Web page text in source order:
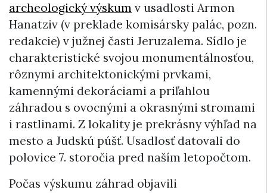
archeologický výskum v usadlosti Armon
Hanatziv (v preklade komisársky palác, pozn.
redakcie) v južnej časti Jeruzalema. Sídlo je
charakteristické svojou monumentálnosťou,
rôznymi architektonickými prvkami,
kamennými dekoráciami a priľahlou
záhradou s ovocnými a okrasnými stromami
i rastlinami. Z lokality je prekrásny výhľad na
mesto a Judskú púšť. Usadlosť datovali do
polovice 7. storočia pred naším letopočtom.
Počas výskumu záhrad objavili